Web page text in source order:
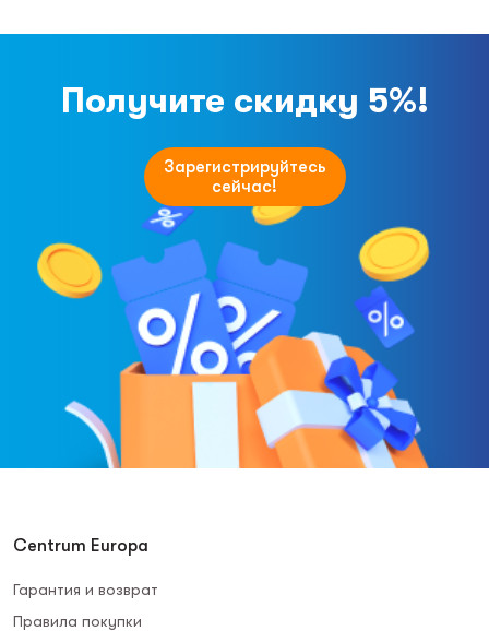
Получите скидку 5%!
Зарегистрируйтесь
сейчас!
Centrum Europa
Гарантия и возврат
Правила покупки